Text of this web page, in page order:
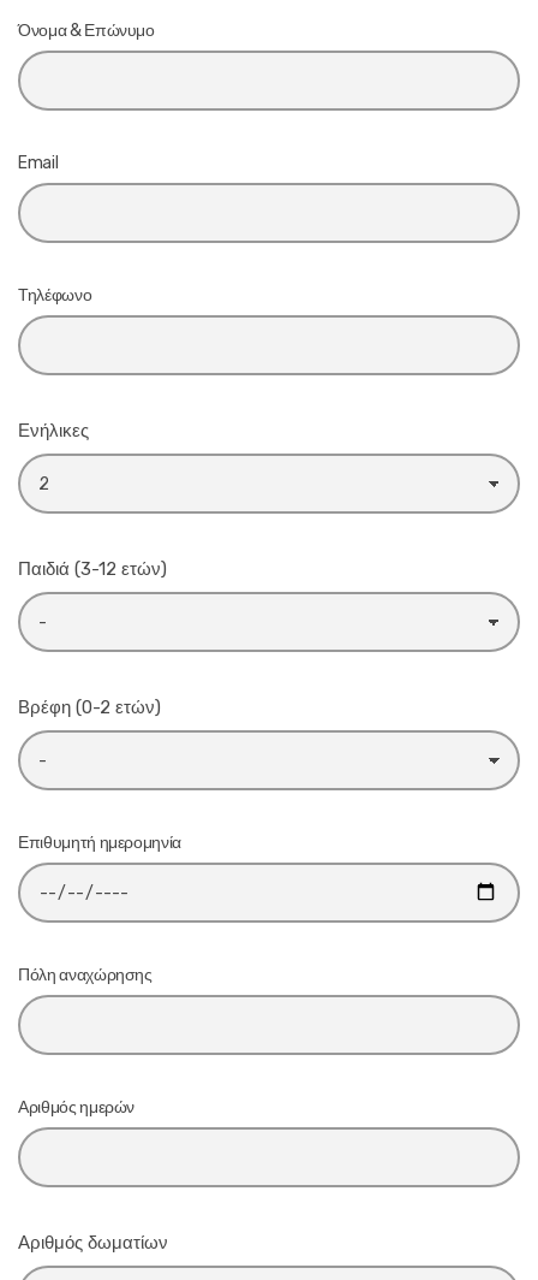
Όνομα & Επώνυμο
Email
Τηλέφωνο
Ενήλικες
Παιδιά (3-12 ετών)
Βρέφη (0-2 ετών)
Επιθυμητή ημερομηνία
Πόλη αναχώρησης
Αριθμός ημερών
Αριθμός δωματίων